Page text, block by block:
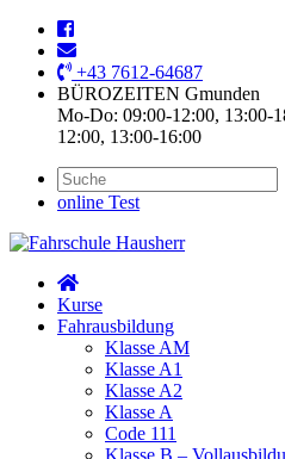
+43 7612-64687
BÜROZEITEN Gmunden
Mo-Do: 09:00-12:00, 13:00-
12:00, 13:00-16:00
online Test
Kurse
Fahrausbildung
Klasse AM
Klasse A1
Klasse A2
Klasse A
Code 111
Klasse B –